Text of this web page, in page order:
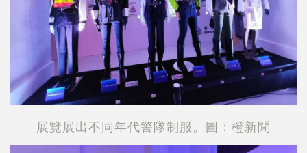
展覽展出不同年代警隊制服。圖：橙新聞